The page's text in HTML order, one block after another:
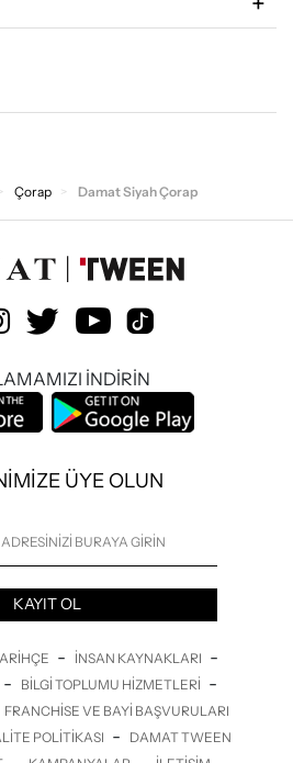
Çorap Damat Siyah Çorap
İNDİRİN
ÜYE OLUN
KAYIT OL
- İNSAN KAYNAKLARI -
- BILGI TOPLUMU HIZMETLERI -
FRANCHISE VE BAYI BAŞVURULARI
POLITIKASI -
DAMAT TWEEN